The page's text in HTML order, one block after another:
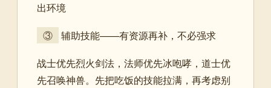
出环境
③
辅助技能——有资源再补，不必强求
战士优先烈火剑法，法师优先冰咆哮，道士优
先召唤神兽。先把吃饭的技能拉满，再考虑别